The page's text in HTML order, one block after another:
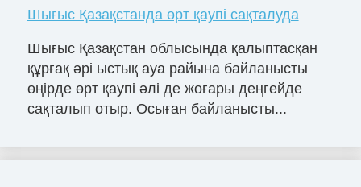
Шығыс Қазақстанда өрт қаупі сақталуда
Шығыс Қазақстан облысында қалыптасқан
құрғақ әрі ыстық ауа райына байланысты
өңірде өрт қаупі әлі де жоғары деңгейде
сақталып отыр. Осыған байланысты...